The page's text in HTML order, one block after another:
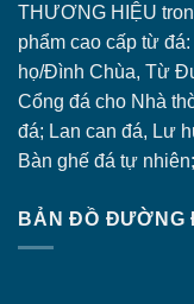
THƯƠNG HIỆU
phẩm cao cấp từ đá:
họ/Đình Chùa, Từ
Cổng đá cho Nhà
đá; Lan can đá, Lư
Bàn ghế đá tự
BẢN ĐỒ ĐƯỜNG